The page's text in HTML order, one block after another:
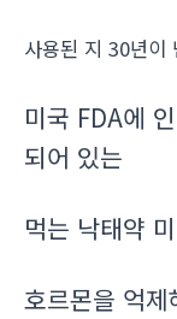
사용된 지 30년이
미국 FDA에
되어 있는
먹는 낙태약
호르몬을 억